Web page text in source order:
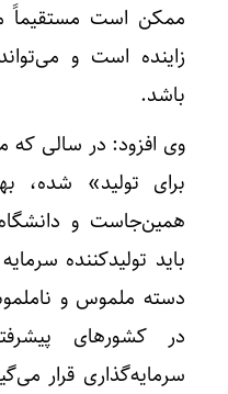
ممکن است مستقیماً
زاینده است و
باشد.
وی افزود: در سالی که
برای تولید» شده،
همین‌جاست و
باید تولیدکننده
دسته‌ ملموس و
در کشورهای
سرمایه‌گذاری قرار